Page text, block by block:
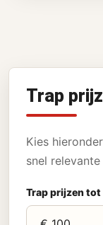
Trap
Kies
snel
Trap prijzen tot